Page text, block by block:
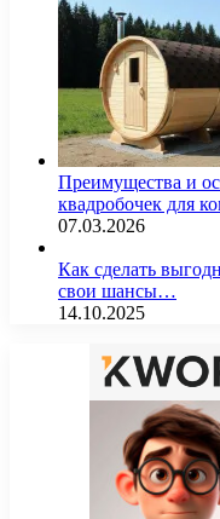
Преимущества и
квадробочек для
07.03.2026
Как сделать
свои шансы…
14.10.2025